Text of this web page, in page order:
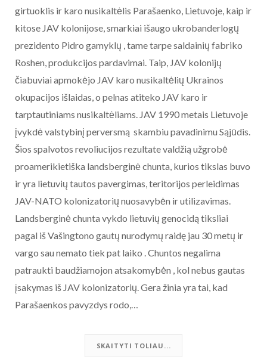
girtuoklis ir karo nusikaltėlis Parašaenko, Lietuvoje, kaip ir
kitose JAV kolonijose, smarkiai išaugo ukrobanderlogų
prezidento Pidro gamyklų , tame tarpe saldainių fabriko
Roshen, produkcijos pardavimai. Taip, JAV kolonijų
čiabuviai apmokėjo JAV karo nusikaltėlių Ukrainos
okupacijos išlaidas, o pelnas atiteko JAV karo ir
tarptautiniams nusikaltėliams. JAV 1990 metais Lietuvoje
įvykdė valstybinį perversmą skambiu pavadinimu Sąjūdis.
Šios spalvotos revoliucijos rezultate valdžią užgrobė
proamerikietiška landsberginė chunta, kurios tikslas buvo
ir yra lietuvių tautos pavergimas, teritorijos perleidimas
JAV-NATO kolonizatorių nuosavybėn ir utilizavimas.
Landsberginė chunta vykdo lietuvių genocidą tiksliai
pagal iš Vašingtono gautų nurodymų raidę jau 30 metų ir
vargo sau nemato tiek pat laiko . Chuntos negalima
patraukti baudžiamojon atsakomybėn , kol nebus gautas
įsakymas iš JAV kolonizatorių. Gera žinia yra tai, kad
Parašaenkos pavyzdys rodo,…
SKAITYTI TOLIAU...